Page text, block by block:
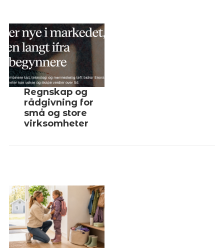
Regnskap og
rådgivning for
små og store
virksomheter